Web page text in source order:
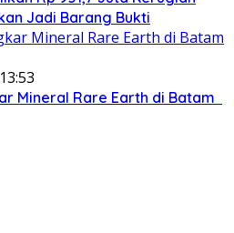
Jadi Barang Bukti
Mineral Rare Earth di Batam